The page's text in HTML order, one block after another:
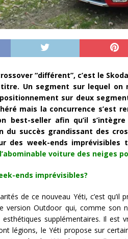
“différent”, c’est le
titre. Un segment sur lequel
sur deux
mais la concurrence s’est
best-seller afin qu’il
du succès grandissant des
des week-ends
voiture des neiges
ends imprévisibles?
de ce nouveau Yéti, c’est
version Outdoor qui, comme son
esthétiques supplémentaires. Il
légions, le Yéti propose sur